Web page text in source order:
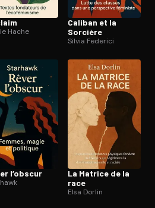
Hache
Caliban et la
Sorcière
Silvia Federici
l’obscur
La Matrice de la
race
Elsa Dorlin